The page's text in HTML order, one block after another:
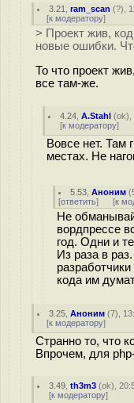
3.21 ,ram_scan (?),
[к модератору]
> Проект жив,
новые ошибки.
То что проект
все там-же.
4.24 ,A.Stahl (ok),
[к модератору]
Вовсе нет. Там
местах. Не
5.53 ,Аноним (
[ответить] [к
Не
вордпрессе
год. Одни и
Из раза в
кода им
3.25 ,Аноним (7),
[к модератору]
Странно то, что
Впрочем, для
3.49 ,th3m3 (ok),
[к модератору]